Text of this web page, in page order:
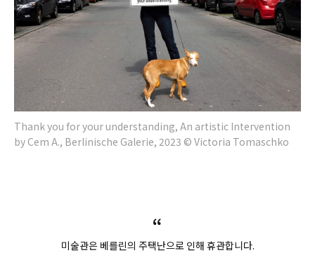
Thank you for your understanding, An artistic Intervention
by Cem A., Berlinische Galerie, 2023 © Victoria Tomaschko
“
미술관은 베를린의 주택난으로 인해 휴관합니다.